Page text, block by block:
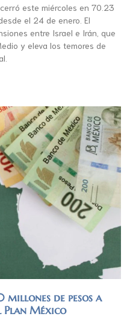
este miércoles en 70.23
el 24 de enero. El
entre Israel e Irán, que
y eleva los temores de
de pesos a
México